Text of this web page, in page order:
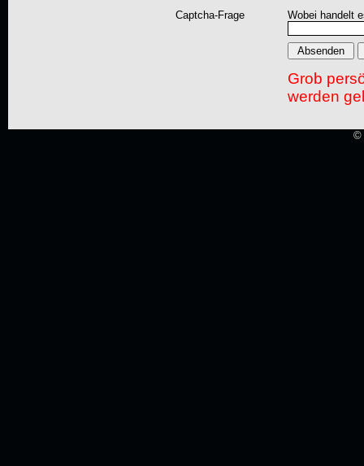
Captcha-Frage Wobei handelt
Grob
werden
©